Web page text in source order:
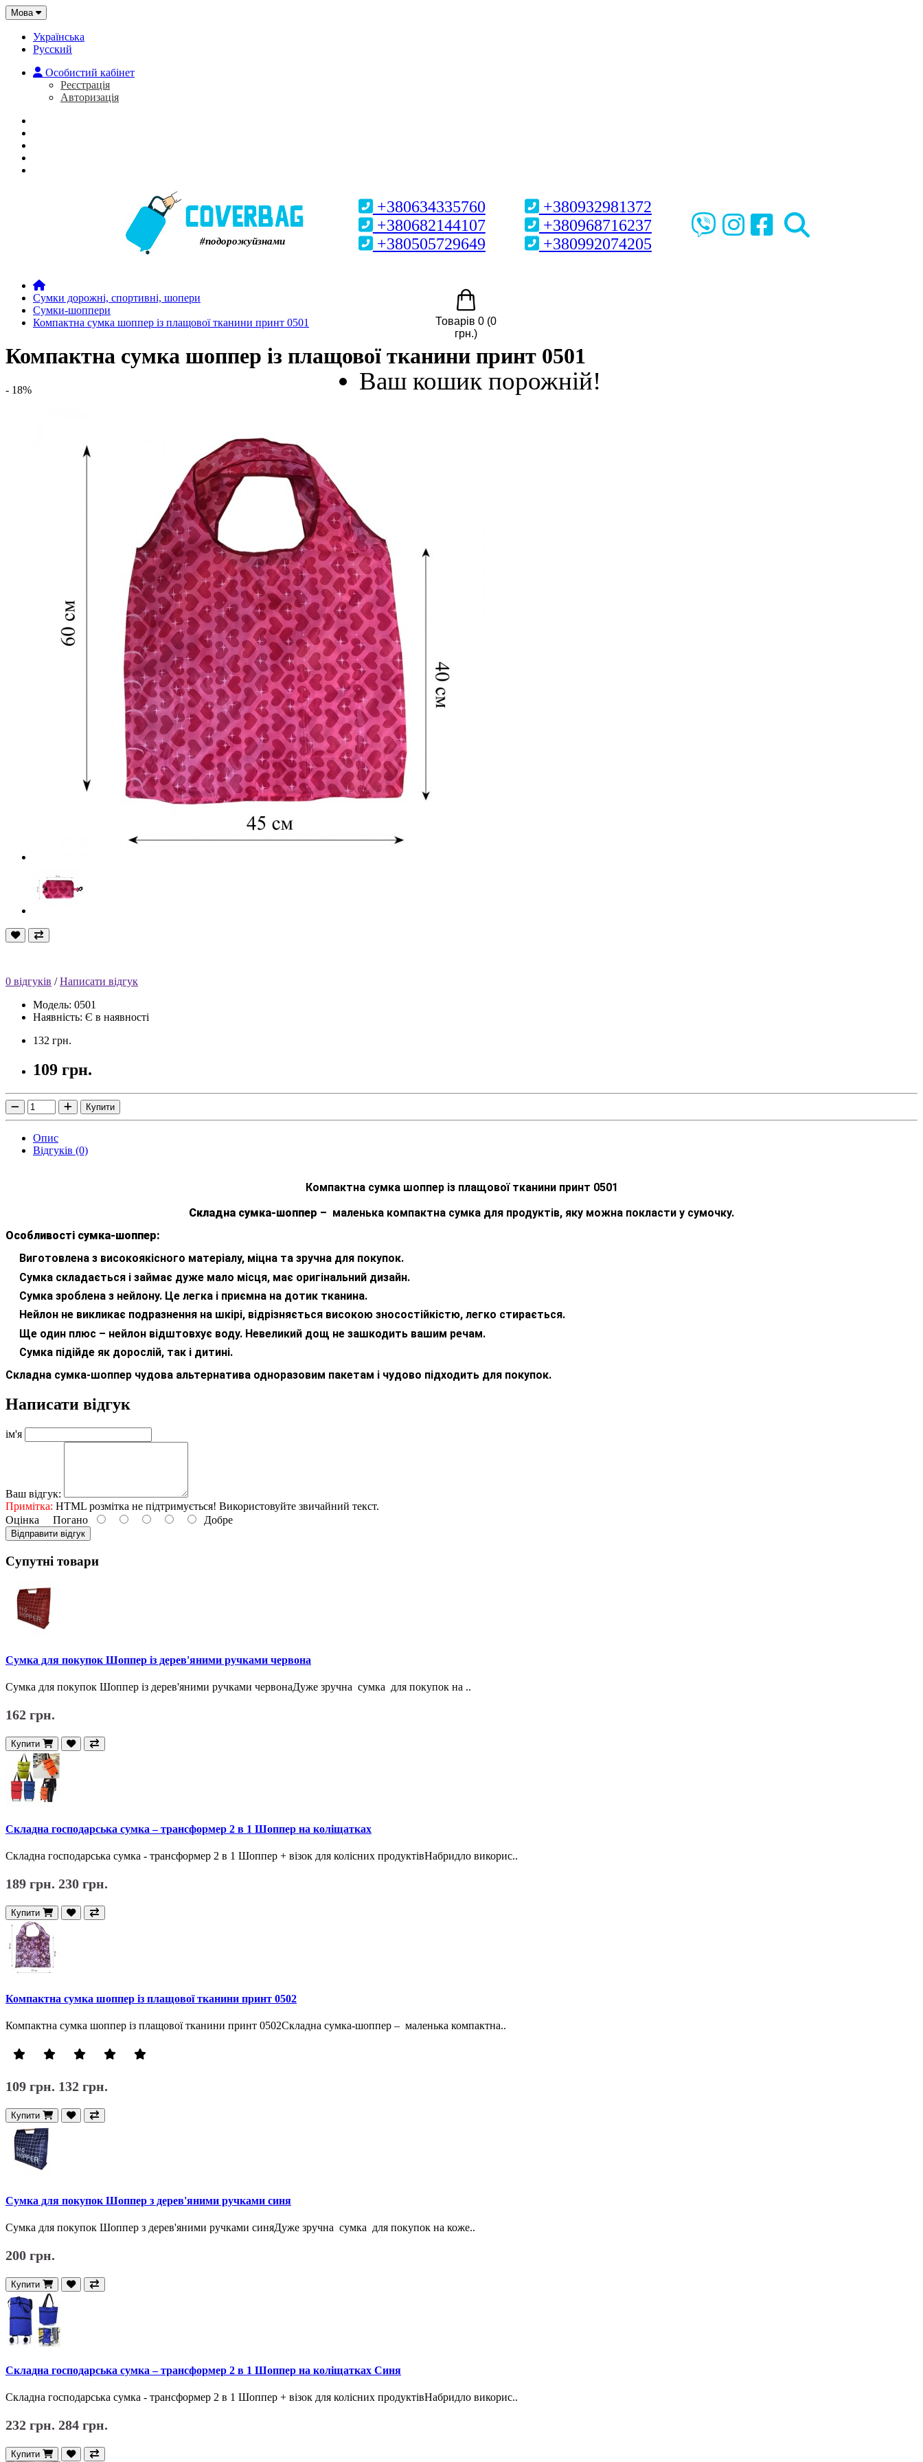
Мова
Українська
Русский
Особистий кабінет
Реєстрація
Авторизація
#подорожуйзнами
+380634335760
+380682144107
+380505729649
+380932981372
+380968716237
+380992074205
Товарів 0 (0
грн.)
Ваш кошик порожній!
Сумки дорожні, спортивні, шопери
Сумки-шоппери
Компактна сумка шоппер із плащової тканини принт 0501
Компактна сумка шоппер із плащової тканини принт 0501
- 18%
0 відгуків /Написати відгук
Модель: 0501
Наявність: Є в наявності
132 грн.
109 грн.
Купити
Опис
Відгуків (0)
Компактна сумка шоппер із плащової тканини принт 0501
Складна сумка-шоппер – маленька компактна сумка для продуктів, яку можна покласти у сумочку.
Особливості сумка-шоппер:
Виготовлена ​​з високоякісного матеріалу, міцна та зручна для покупок.
Сумка складається і займає дуже мало місця, має оригінальний дизайн.
Сумка зроблена з нейлону. Це легка і приємна на дотик тканина.
Нейлон не викликає подразнення на шкірі, відрізняється високою зносостійкістю, легко стирається.
Ще один плюс – нейлон відштовхує воду. Невеликий дощ не зашкодить вашим речам.
Сумка підійде як дорослій, так і дитині.
Складна сумка-шоппер чудова альтернатива одноразовим пакетам і чудово підходить для покупок.
Написати відгук
ім'я
Ваш відгук:
Примітка: HTML розмітка не підтримується! Використовуйте звичайний текст.
Оцінка Погано Добре
Відправити відгук
Супутні товари
Сумка для покупок Шоппер із дерев'яними ручками червона
Сумка для покупок Шоппер із дерев'яними ручками червонаДуже зручна сумка для покупок на ..
162 грн.
Купити
Складна господарська сумка – трансформер 2 в 1 Шоппер на коліщатках
Складна господарська сумка - трансформер 2 в 1 Шоппер + візок для колісних продуктівНабридло викорис..
189 грн. 230 грн.
Купити
Компактна сумка шоппер із плащової тканини принт 0502
Компактна сумка шоппер із плащової тканини принт 0502Складна сумка-шоппер – маленька компактна..
109 грн. 132 грн.
Купити
Сумка для покупок Шоппер з дерев'яними ручками синя
Сумка для покупок Шоппер з дерев'яними ручками синяДуже зручна сумка для покупок на коже..
200 грн.
Купити
Складна господарська сумка – трансформер 2 в 1 Шоппер на коліщатках Синя
Складна господарська сумка - трансформер 2 в 1 Шоппер + візок для колісних продуктівНабридло викорис..
232 грн. 284 грн.
Купити